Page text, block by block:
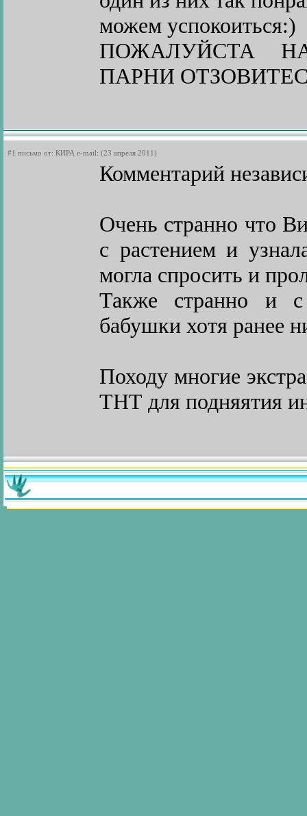
можем успокоиться:)
ПОЖАЛУЙСТА
ПАРНИ
#1 письмо от: КИРА e-mail: (23 апреля 2011)
Комментарий
Очень странно что
с растением и
могла спросить и
Также странно и
бабушки хотя ранее
Походу многие
ТНТ для подняятия